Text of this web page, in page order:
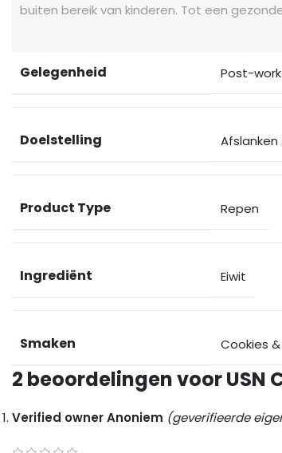
buiten bereik van kinderen. Tot een
Gelegenheid Post-
Doelstelling Afslanken
Product Type Repen
Ingrediënt Eiwit
Smaken Cookies
2 beoordelingen voorUSN
Verified ownerAnoniem (geverifieerde